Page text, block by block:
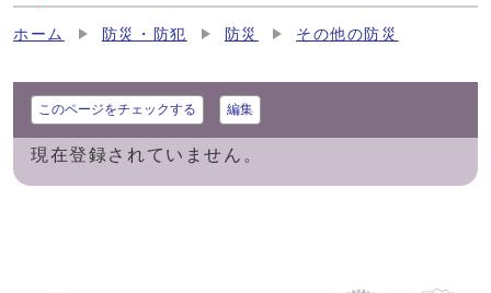
ホーム 防災・防犯 防災 その他の防災
このページをチェックする 編集
現在登録されていません。